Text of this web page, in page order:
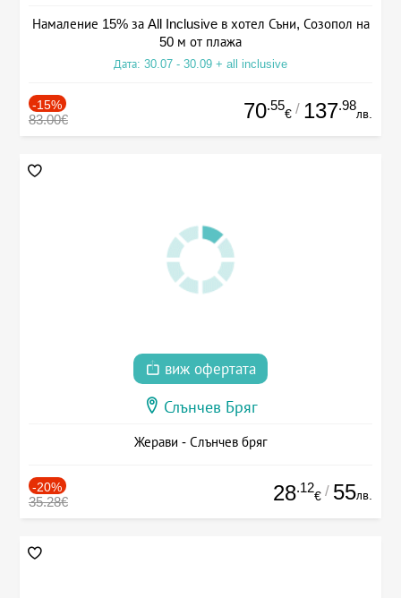
Намаление 15% за All Inclusive в хотел Съни, Созопол на
50 м от плажа
Дата: 30.07 - 30.09 + all inclusive
-15%
83.00€ 70.55
€ / 137.98
лв.
виж офертата
Слънчев Бряг
Жерави - Слънчев бряг
-20%
35.28€ 28.12
€ / 55лв.